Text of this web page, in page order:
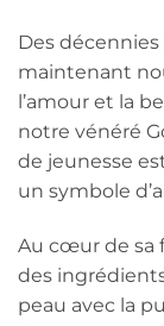
Des
maintenant
l’amour et la
notre vénéré
de jeunesse
un symbole
Au cœur de sa
des
peau avec la